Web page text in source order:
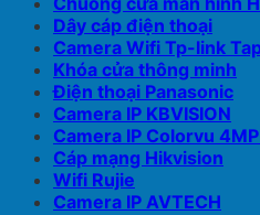
Dây cáp điện thoại
Camera Wifi Tp-link
Khóa cửa thông minh
Điện thoại Panasonic
Camera IP KBVISION
Camera IP Colorvu
Cáp mạng Hikvision
Wifi Rujie
Camera IP AVTECH